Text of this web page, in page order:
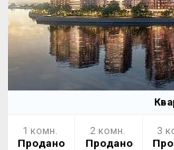
1 комн.
Продано
2 комн.
Продано
3